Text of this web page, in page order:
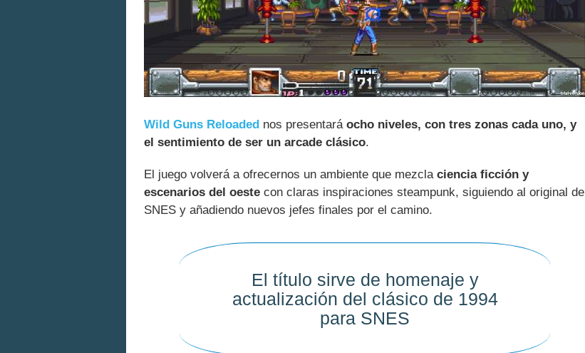
Wild Guns Reloaded nos presentará ocho niveles, con tres zonas cada uno, y
el sentimiento de ser un arcade clásico.
El juego volverá a ofrecernos un ambiente que mezcla ciencia ficción y
escenarios del oeste con claras inspiraciones steampunk, siguiendo al original de
SNES y añadiendo nuevos jefes finales por el camino.
El título sirve de homenaje y
actualización del clásico de 1994
para SNES